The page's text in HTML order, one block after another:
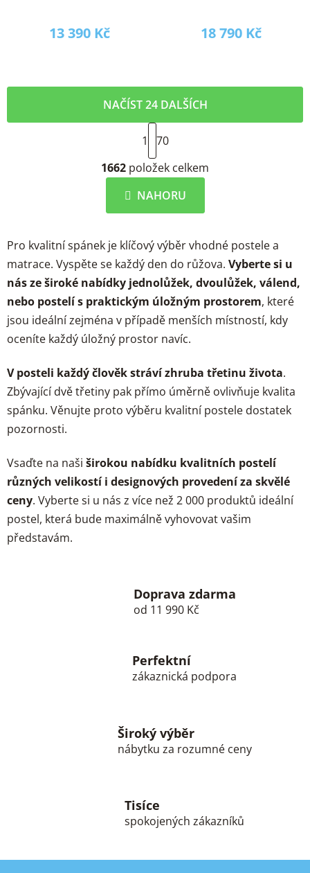
DOMCA
13 390 Kč
RUNOL
18 790 Kč
O
v
l
á
d
c
í
p
r
v
k
y
ý
p
i
s
NAČÍST 24 DALŠÍCH
S
t
r
á
n
k
n
í
1
70
1662 položek celkem
NAHORU
Pro kvalitní spánek je klíčový výběr vhodné postele a
matrace. Vyspěte se každý den do růžova. Vyberte si u
nás ze široké nabídky jednolůžek, dvoulůžek, válend,
nebo postelí s praktickým úložným prostorem, které
jsou ideální zejména v případě menších místností, kdy
oceníte každý úložný prostor navíc.
V posteli každý člověk stráví zhruba třetinu života.
Zbývající dvě třetiny pak přímo úměrně ovlivňuje kvalita
spánku. Věnujte proto výběru kvalitní postele dostatek
pozornosti.
Vsaďte na naši širokou nabídku kvalitních postelí
různých velikostí i designových provedení za skvělé
ceny. Vyberte si u nás z více než 2 000 produktů ideální
postel, která bude maximálně vyhovovat vašim
představám.
Doprava zdarma
od 11 990 Kč
Perfektní
zákaznická podpora
Široký výběr
nábytku za rozumné ceny
Tisíce
spokojených zákazníků
Z